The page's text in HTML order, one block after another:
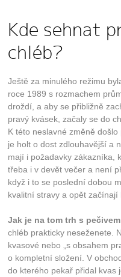
Kde sehnat
chléb?
Ještě za minulého režimu
roce 1989 s rozmachem
droždí, a aby se přibližně
pravý kvásek, začaly se do
K této neslavné změně
je holt o dost zdlouhavější a
mají i požadavky zákazníka,
třeba i v devět večer a není
když i to se poslední dobou
kvalitní stravy a opět začínají
Jak je na tom trh s
chléb prakticky neseženete.
kvasové nebo „s obsahem
o kompletní složení. V
do kterého pekař přidal kvas